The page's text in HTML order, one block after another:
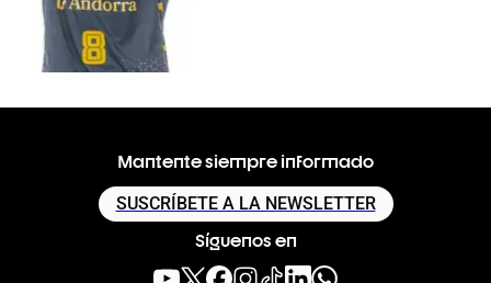
Mantente siempre informado
SUSCRÍBETE A LA NEWSLETTER
Síguenos en